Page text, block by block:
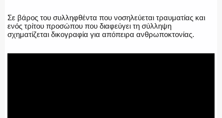
Σε βάρος του συλληφθέντα που νοσηλεύεται τραυματίας και
ενός τρίτου προσώπου που διαφεύγει τη σύλληψη
σχηματίζεται δικογραφία για απόπειρα ανθρωποκτονίας.